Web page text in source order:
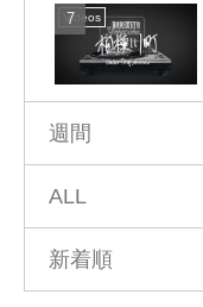
Videos
週間
ALL
新着順